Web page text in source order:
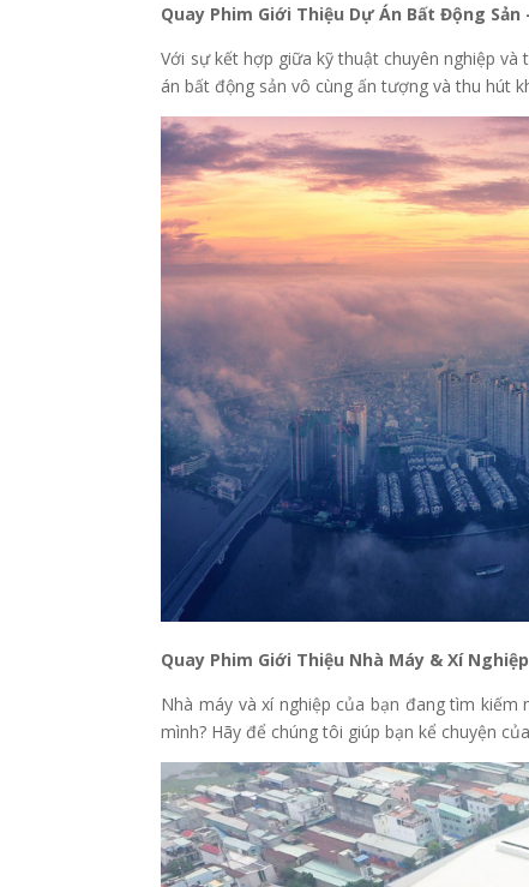
Quay Phim Giới Thiệu Dự Án Bất Động
Với sự kết hợp giữa kỹ thuật chuyên nghiệp
án bất động sản vô cùng ấn tượng và thu hút
Quay Phim Giới Thiệu Nhà Máy & Xí
Nhà máy và xí nghiệp của bạn đang tìm
mình? Hãy để chúng tôi giúp bạn kể chuyện